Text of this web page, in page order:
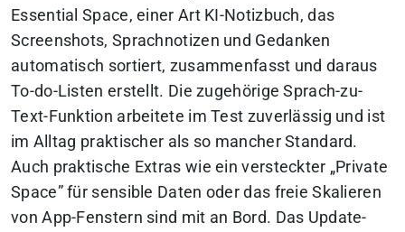
Essential Space, einer Art KI-Notizbuch, das
Screenshots, Sprachnotizen und Gedanken
automatisch sortiert, zusammenfasst und daraus
To-do-Listen erstellt. Die zugehörige Sprach-zu-
Text-Funktion arbeitete im Test zuverlässig und ist
im Alltag praktischer als so mancher Standard.
Auch praktische Extras wie ein versteckter „Private
Space” für sensible Daten oder das freie Skalieren
von App-Fenstern sind mit an Bord. Das Update-